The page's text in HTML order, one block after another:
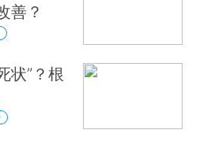
善？
状”？根